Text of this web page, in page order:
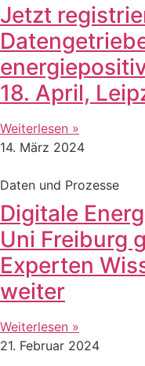
Jetzt
18. April,
Weiterlesen »
14. März 2024
Daten und Prozesse
Digitale
Uni Freiburg
Experten
weiter
Weiterlesen »
21. Februar 2024